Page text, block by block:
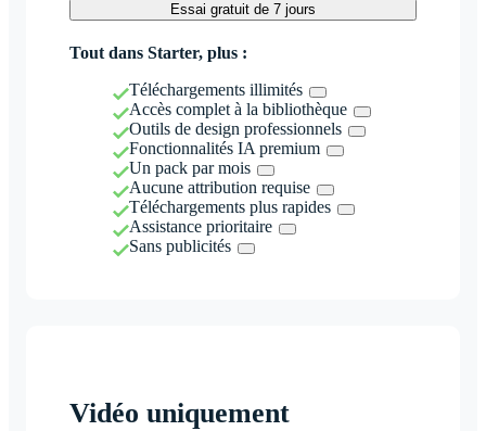
Essai gratuit de 7 jours
Tout dans Starter, plus :
Téléchargements illimités
Accès complet à la bibliothèque
Outils de design professionnels
Fonctionnalités IA premium
Un pack par mois
Aucune attribution requise
Téléchargements plus rapides
Assistance prioritaire
Sans publicités
Vidéo uniquement